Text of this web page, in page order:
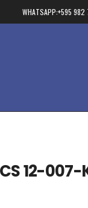
WHATSAPP:+595 982
12-